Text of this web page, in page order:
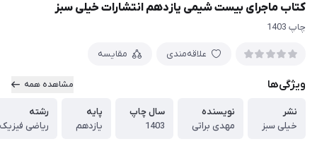
کتاب ماجرای بیست شیمی یازدهم انتشارات خیلی سبز
چاپ 1403
علاقه‌مندی مقایسه
ویژگی‌ها مشاهده همه
نشر
خیلی سبز
نویسنده
مهدی براتی
سال چاپ
1403
پایه
یازدهم
رشته
ریاضی